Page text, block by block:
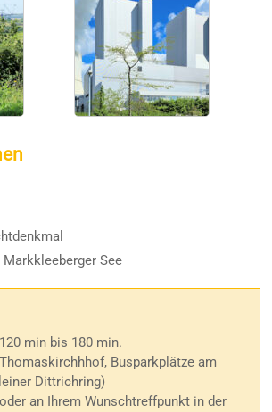
Markkleeberger See
120 min bis 180 min.
Thomaskirchhhof, Busparkplätze am
Dittrichring)
oder an Ihrem Wunschtreffpunkt in der